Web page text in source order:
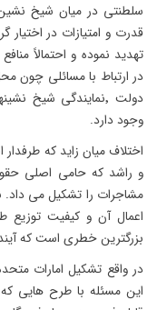
سلطنتی در میان شیخ
قدرت و امتیازات در اختیار
تهدید نموده و احتمالاً
وجود دارد.
اختلاف میان زاید که
و راشد که حامی اصلی
مشاجرات را تشکیل می داد.
اعمال آن و کیفیت توزیع
بزرگترین خطری است که
در واقع تشکیل امارات
این مسئله با طرح هایی